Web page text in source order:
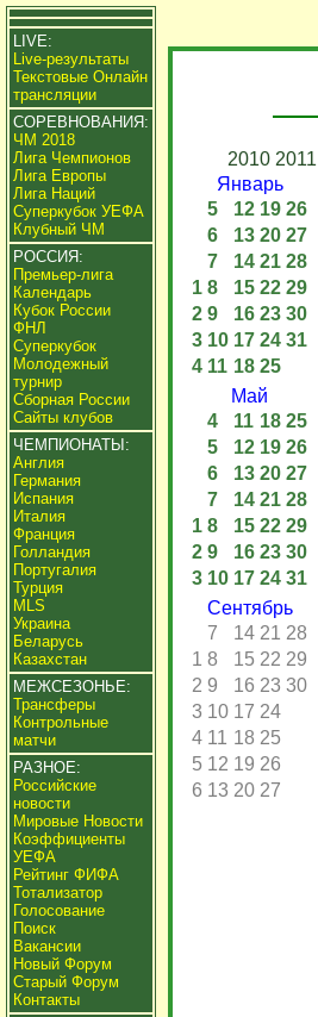
LIVE:
Live-результаты
Текстовые Онлайн
трансляции
СОРЕВНОВАНИЯ:
ЧМ 2018
Лига Чемпионов
Лига Европы
Лига Наций
Суперкубок УЕФА
Клубный ЧМ
РОССИЯ:
Премьер-лига
Календарь
Кубок России
ФНЛ
Суперкубок
Молодежный
турнир
Сборная России
Сайты клубов
ЧЕМПИОНАТЫ:
Англия
Германия
Испания
Италия
Франция
Голландия
Португалия
Турция
MLS
Украина
Беларусь
Казахстан
МЕЖСЕЗОНЬЕ:
Трансферы
Контрольные
матчи
РАЗНОЕ:
Российские
новости
Мировые Новости
Коэффициенты
УЕФА
Рейтинг ФИФА
Тотализатор
Голосование
Поиск
Вакансии
Новый Форум
Старый Форум
Контакты
2010 2011
Январь
5
12 19 26
6
13 20 27
7
14 21 28
1 8 15 22 29
2 9 16 23 30
3 10 17 24 31
4 11 18 25
Май
4
11 18 25
5
12 19 26
6
13 20 27
7
14 21 28
1 8 15 22 29
2 9 16 23 30
3 10 17 24 31
Сентябрь
7
14 21 28
1 8 15 22 29
2 9 16 23 30
3 10 17 24
4 11 18 25
5 12 19 26
6 13 20 27